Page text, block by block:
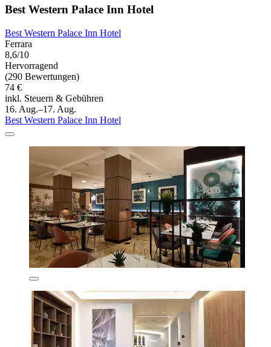
Best Western Palace Inn Hotel
Best Western Palace Inn Hotel
Ferrara
8,6/10
Hervorragend
(290 Bewertungen)
74 €
inkl. Steuern & Gebühren
16. Aug.–17. Aug.
Best Western Palace Inn Hotel